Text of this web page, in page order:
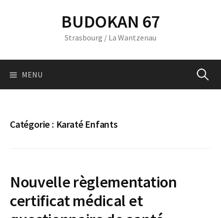
BUDOKAN 67
Strasbourg / La Wantzenau
MENU
Catégorie : Karaté Enfants
Nouvelle règlementation
certificat médical et